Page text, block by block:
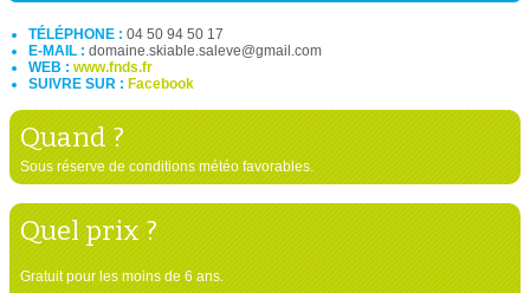
TÉLÉPHONE : 04 50 94 50 17
E-MAIL : domaine.skiable.saleve@gmail.com
WEB : www.fnds.fr
SUIVRE SUR : Facebook
Quand ?
Sous réserve de conditions météo favorables.
Quel prix ?
Gratuit pour les moins de 6 ans.